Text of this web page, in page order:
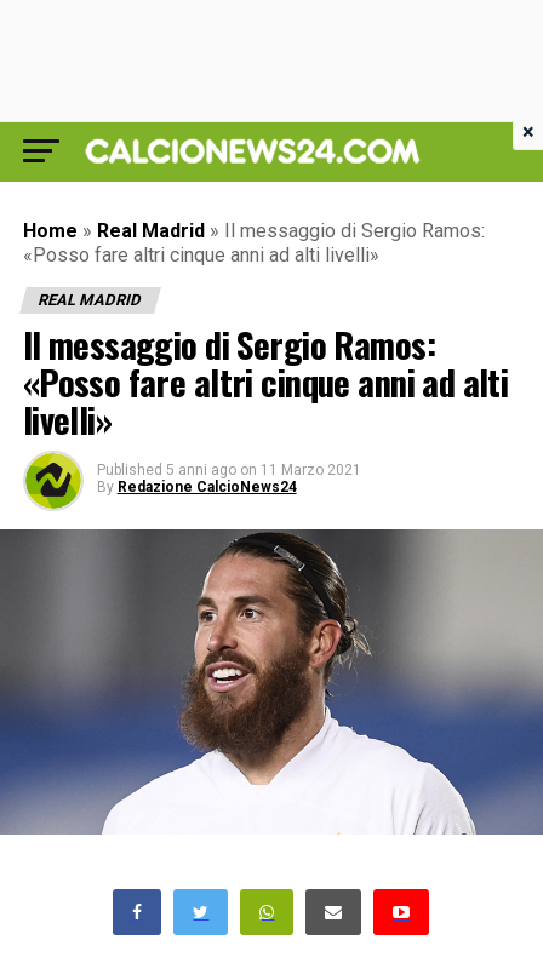
Home » Real Madrid » Il messaggio di Sergio Ramos:
«Posso fare altri cinque anni ad alti livelli»
REAL MADRID
Il messaggio di Sergio Ramos:
«Posso fare altri cinque anni ad alti
livelli»
Published 5 anni ago on 11 Marzo 2021
By Redazione CalcioNews24
×